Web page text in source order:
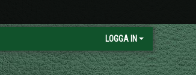
LOGGA IN